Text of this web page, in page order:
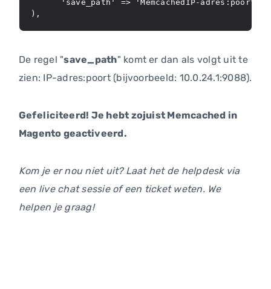
      'save_path' => 'MemcachedIP-adres:poort'
),
De regel "save_path" komt er dan als volgt uit te
zien: IP-adres:poort (bijvoorbeeld: 10.0.24.1:9088).
Gefeliciteerd! Je hebt zojuist Memcached in
Magento geactiveerd.
Kom je er nou niet uit? Laat het de helpdesk via
een live chat sessie of een ticket weten. We
helpen je graag!